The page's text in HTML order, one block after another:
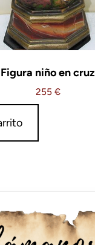
Figura niño en cruz
255 €